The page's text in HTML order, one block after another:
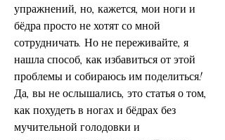
упражнений, но, кажется, мои ноги и
бёдра просто не хотят со мной
сотрудничать. Но не переживайте, я
нашла способ, как избавиться от этой
проблемы и собираюсь им поделиться!
Да, вы не ослышались, это статья о том,
как похудеть в ногах и бёдрах без
мучительной голодовки и